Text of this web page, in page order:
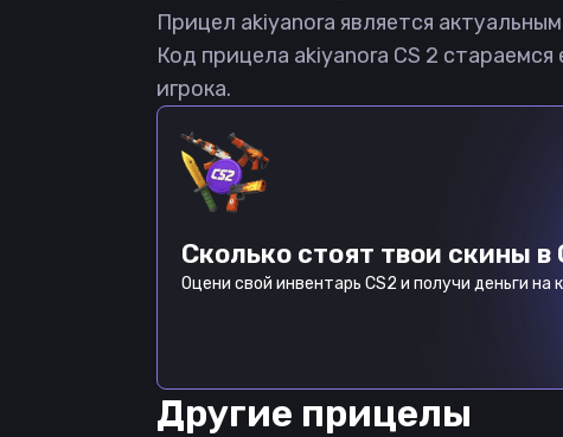
Прицел akiyanora является
Код прицела akiyanora CS 2
игрока.
Сколько стоят твои скины в
Оцени свой инвентарь CS2 и получи деньги на
Другие прицелы